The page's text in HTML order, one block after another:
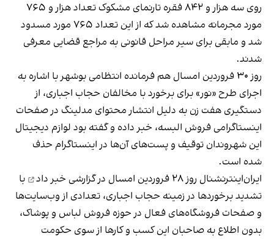
روی سه هزار و ۸۴۲ فقره تارنمای مشکوک تعداد هزار و ۷۶۵
مورد مجرمانه مشاهده شد که از این تعداد ۷۶۵ مورد مسدود
شد و مابقی برای سیر مراحل قانونی به مراجع قضایی معرفی
شدند.
روز ۳۰ فروردین امسال هم فرمانده انتظامی بوشهر با اشاره به
اجرای طرح «نور» برای برخورد با مخالفان حجاب اجباری، از
دستگیری هفت زن به دلیل انتشار محتوای مدلینگ در صفحات
اینستاگرامی فروش البسه، خبر داده و گفته بود لوازم دیجیتال
این شهروندان توقیف و پست‌های آن‌ها در اینستاگرام حذف
شده است.
ایران‌اینترنشنال روز ۲۸ فروردین امسال در گزارشی
خبر داد
با
تشدید برخوردها در زمینه حجاب اجباری، تعدادی از وب‌سایت‌ها
و صفحات فروشگاه‌های فعال در حوزه فروش لباس و پوشاک،
بدون اطلاع به صاحبان این کسب و کارها از سوی حکومت